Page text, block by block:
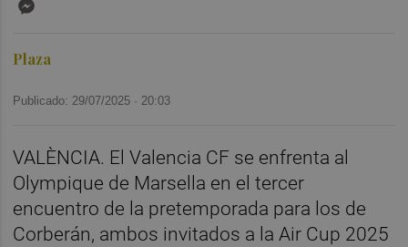
Plaza
Publicado: 29/07/2025 · 20:03
VALÈNCIA. El Valencia CF se enfrenta al
Olympique de Marsella en el tercer
encuentro de la pretemporada para los de
Corberán, ambos invitados a la Air Cup 2025